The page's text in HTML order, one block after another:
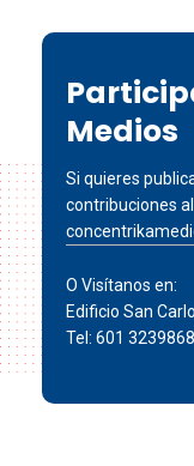
Medios
Si quieres
contribuciones
O Visítanos en:
Edificio San
Tel: 601